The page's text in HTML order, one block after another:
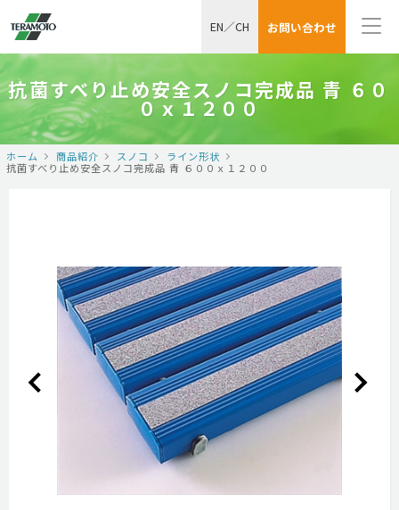
お問い合わせ
EN／CH
抗菌すべり止め安全スノコ完成品 青 ６０
０ｘ１２００
ホーム 商品紹介 スノコ
ライン形状
抗菌すべり止め安全スノコ完成品 青 ６００ｘ１２００